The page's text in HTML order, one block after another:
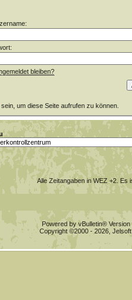
bleiben?
um diese Seite aufrufen zu können.
Alle Zeitangaben in WEZ +2. Es
Powered by vBulletin®
Copyright ©2000 - 2026, Jelsoft